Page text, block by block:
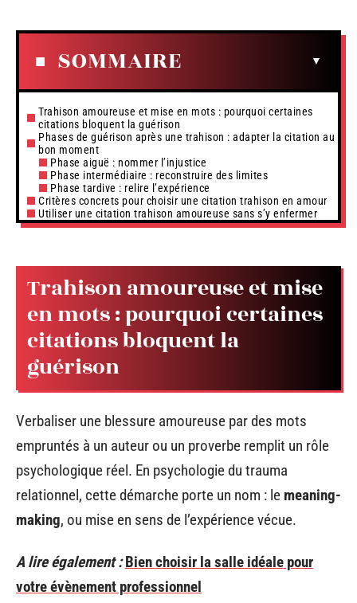
SOMMAIRE
Trahison amoureuse et mise en mots : pourquoi certaines
citations bloquent la guérison
Phases de guérison après une trahison : adapter la citation au
bon moment
Phase aiguë : nommer l’injustice
Phase intermédiaire : reconstruire des limites
Phase tardive : relire l’expérience
Critères concrets pour choisir une citation trahison en amour
Utiliser une citation trahison amoureuse sans s’y enfermer
Trahison amoureuse et mise
en mots : pourquoi certaines
citations bloquent la
guérison
Verbaliser une blessure amoureuse par des mots
empruntés à un auteur ou un proverbe remplit un rôle
psychologique réel. En psychologie du trauma
relationnel, cette démarche porte un nom : le meaning-
making, ou mise en sens de l’expérience vécue.
A lire également : Bien choisir la salle idéale pour
votre évènement professionnel